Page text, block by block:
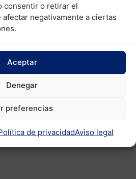
consentir o retirar el
negativamente a ciertas
Aceptar
Denegar
preferencias
de privacidadAviso legal
de aluminio.
fijación de lona o textil.
de iluminación y rollo de